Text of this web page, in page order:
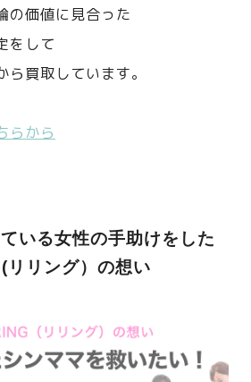
の価値に見合った
をして
ら買取しています。
らから
ている女性の手助けをした
リリング）の想い